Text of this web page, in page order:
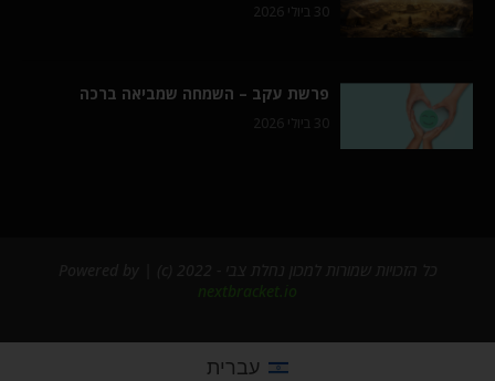
30 ביולי 2026
פרשת עקב – השמחה שמביאה ברכה
30 ביולי 2026
nextbracket.io
עברית